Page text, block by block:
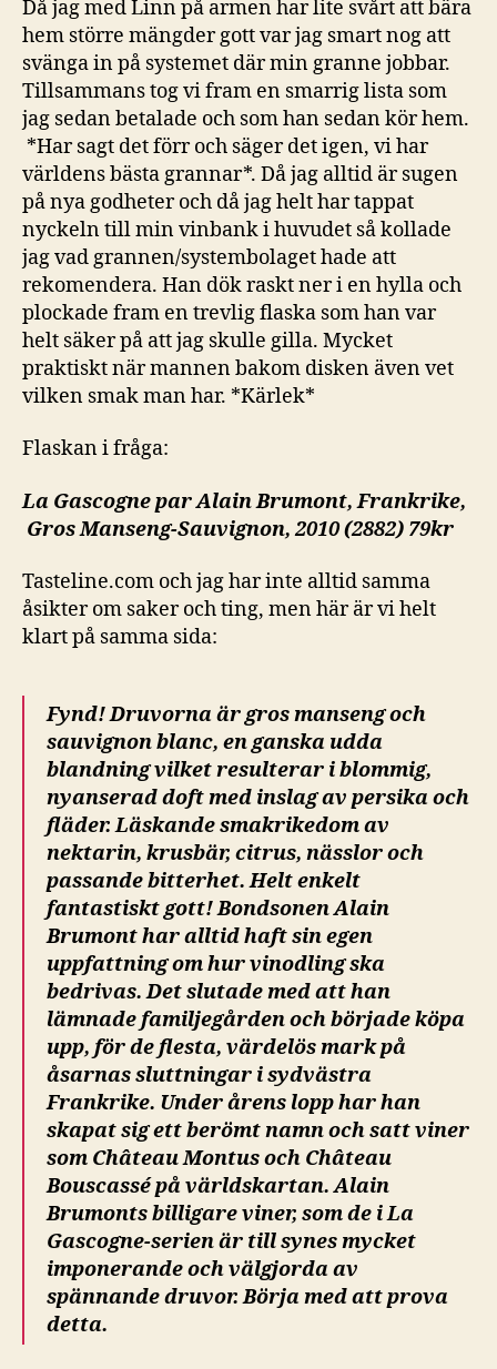
Då jag med Linn på armen har lite svårt att bära
hem större mängder gott var jag smart nog att
svänga in på systemet där min granne jobbar.
Tillsammans tog vi fram en smarrig lista som
jag sedan betalade och som han sedan kör hem.
*Har sagt det förr och säger det igen, vi har
världens bästa grannar*. Då jag alltid är sugen
på nya godheter och då jag helt har tappat
nyckeln till min vinbank i huvudet så kollade
jag vad grannen/systembolaget hade att
rekomendera. Han dök raskt ner i en hylla och
plockade fram en trevlig flaska som han var
helt säker på att jag skulle gilla. Mycket
praktiskt när mannen bakom disken även vet
vilken smak man har. *Kärlek*
Flaskan i fråga:
La Gascogne par Alain Brumont, Frankrike,
Gros Manseng-Sauvignon, 2010 (2882) 79kr
Tasteline.com och jag har inte alltid samma
åsikter om saker och ting, men här är vi helt
klart på samma sida:
Fynd! Druvorna är gros manseng och
sauvignon blanc, en ganska udda
blandning vilket resulterar i blommig,
nyanserad doft med inslag av persika och
fläder. Läskande smakrikedom av
nektarin, krusbär, citrus, nässlor och
passande bitterhet. Helt enkelt
fantastiskt gott! Bondsonen Alain
Brumont har alltid haft sin egen
uppfattning om hur vinodling ska
bedrivas. Det slutade med att han
lämnade familjegården och började köpa
upp, för de flesta, värdelös mark på
åsarnas sluttningar i sydvästra
Frankrike. Under årens lopp har han
skapat sig ett berömt namn och satt viner
som Château Montus och Château
Bouscassé på världskartan. Alain
Brumonts billigare viner, som de i La
Gascogne-serien är till synes mycket
imponerande och välgjorda av
spännande druvor. Börja med att prova
detta.